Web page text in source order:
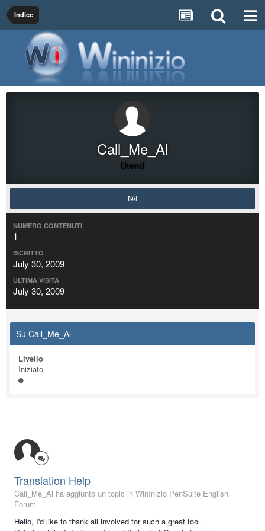
Indice
Call_Me_Al
Utenti
NUMERO CONTENUTI
1
ISCRITTO
July 30, 2009
ULTIMA VISITA
July 30, 2009
Su Call_Me_Al
Livello
Iniziato
Translation Help
Call_Me_Al ha aggiunto un topic in WinInizio PenSuite English
Forum
Hello, I'd like to thank all involved for such a great tool.